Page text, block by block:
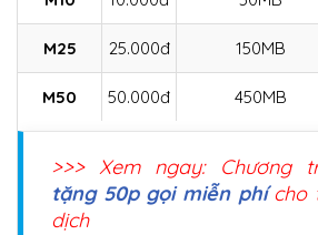
M25 25.000đ 150MB
M50 50.000đ 450MB
>>> Xem ngay: Chương
tặng 50p gọi miễn phícho
dịch